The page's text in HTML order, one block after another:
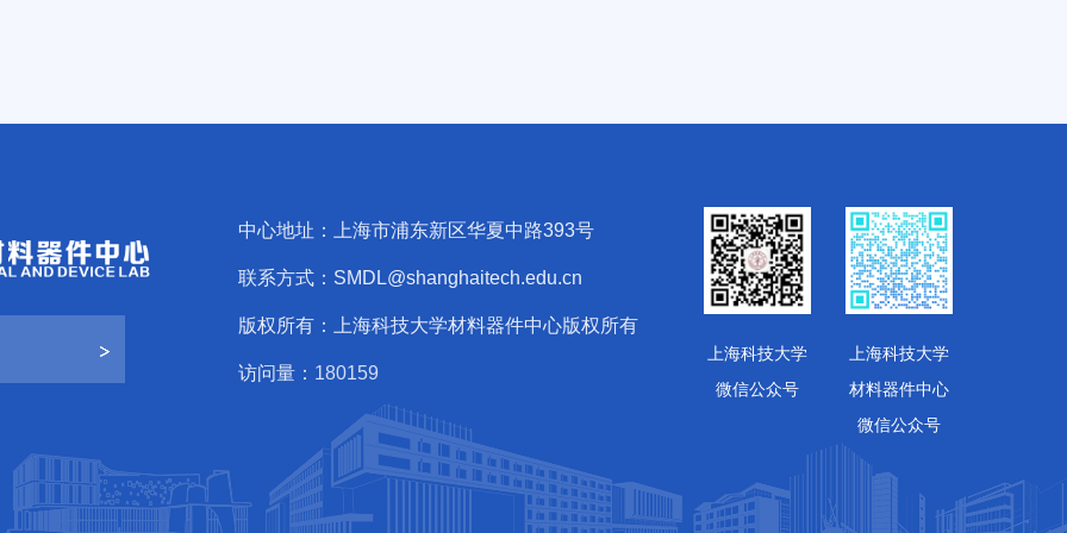
中心地址：上海市浦东新区华夏中路393号
联系方式：SMDL@shanghaitech.edu.cn
版权所有：上海科技大学材料器件中心版权所有
访问量： 180159
上海科技大学
微信公众号
上海科技大学
材料器件中心
微信公众号